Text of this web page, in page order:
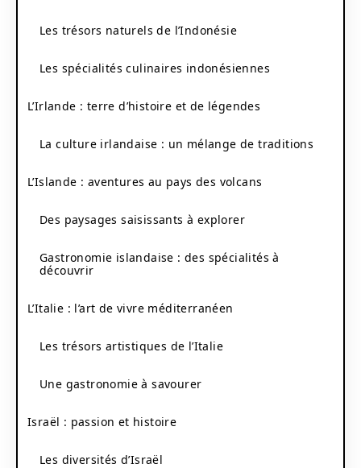
Les trésors naturels de l’Indonésie
Les spécialités culinaires indonésiennes
L’Irlande : terre d’histoire et de légendes
La culture irlandaise : un mélange de traditions
L’Islande : aventures au pays des volcans
Des paysages saisissants à explorer
Gastronomie islandaise : des spécialités à
découvrir
L’Italie : l’art de vivre méditerranéen
Les trésors artistiques de l’Italie
Une gastronomie à savourer
Israël : passion et histoire
Les diversités d’Israël